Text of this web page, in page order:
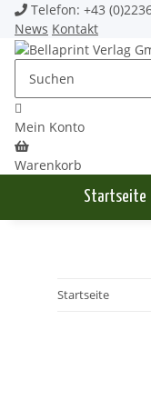
Telefon: +43
News Kontakt
Mein Konto
Warenkorb
Startseite
Startseite